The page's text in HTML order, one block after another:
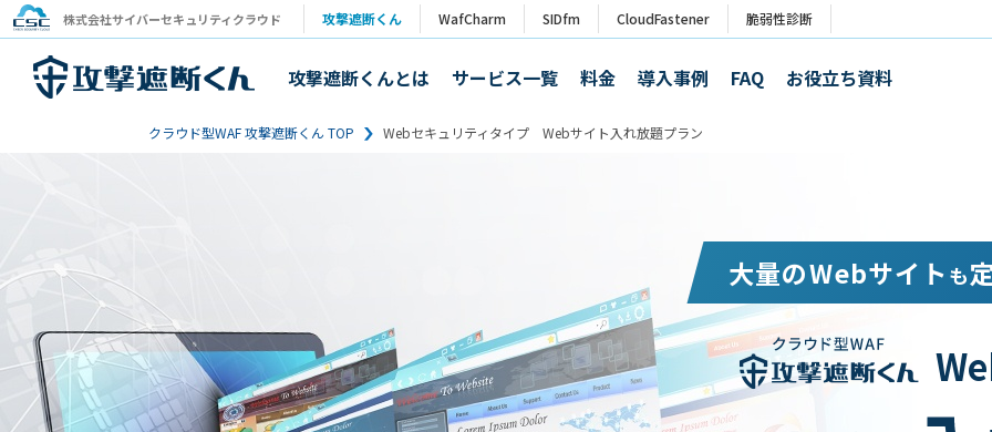
株式会社サイバーセキュリティクラウド 攻撃遮断くん WafCharm SIDfm CloudFastener 脆弱性診断
攻撃遮断くんとは サービス一覧 料金 導入事例 FAQ お役立ち資料
クラウド型WAF 攻撃遮断くん TOP Webセキュリティタイプ Webサイト入れ放題プラン
大量のWebサイトも